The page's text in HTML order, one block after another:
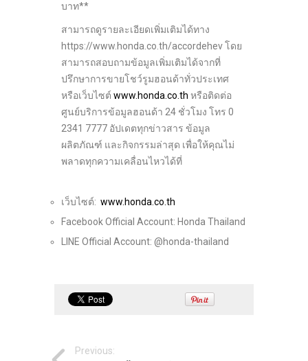
บาท**
สามารถดูรายละเอียดเพิ่มเติมได้ทาง
https://www.honda.co.th/accordehev โดย
สามารถสอบถามข้อมูลเพิ่มเติมได้จากที่
ปรึกษาการขายโชว์รูมฮอนด้าทั่วประเทศ
หรือเว็บไซต์ www.honda.co.th หรือติดต่อ
ศูนย์บริการข้อมูลฮอนด้า 24 ชั่วโมง โทร 0
2341 7777 อัปเดตทุกข่าวสาร ข้อมูล
ผลิตภัณฑ์ และกิจกรรมล่าสุด เพื่อให้คุณไม่
พลาดทุกความเคลื่อนไหวได้ที่
เว็บไซต์: www.honda.co.th
Facebook Official Account: Honda Thailand
LINE Official Account: @honda-thailand
Previous: